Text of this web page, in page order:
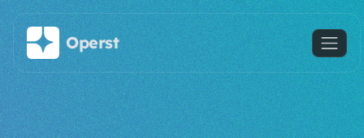
Saltar al contenido principal
Operst